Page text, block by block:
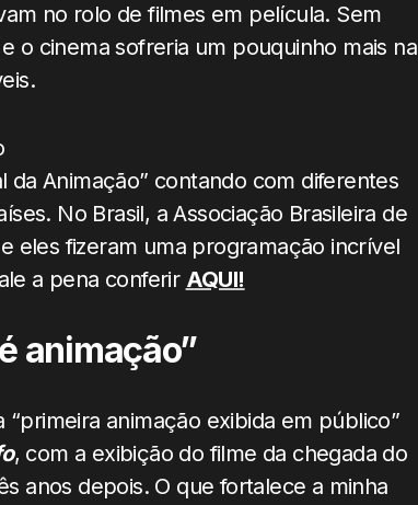
no rolo de filmes em película. Sem
o cinema sofreria um pouquinho mais na
da Animação” contando com diferentes
No Brasil, a Associação Brasileira de
eles fizeram uma programação incrível
a pena conferir AQUI!
animação”
animação exibida em público”
, com a exibição do filme da chegada do
anos depois. O que fortalece a minha